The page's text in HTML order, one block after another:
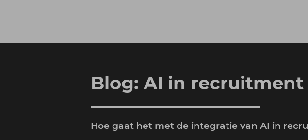
Blog: AI in recruitment
Hoe gaat het met de integratie van AI in